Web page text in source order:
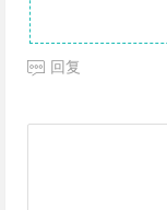
回复